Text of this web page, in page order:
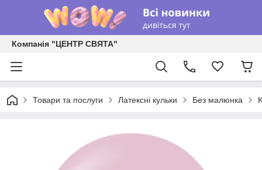
Компанія "ЦЕНТР СВЯТА"
Товари та послуги Латексні кульки Без малюнка